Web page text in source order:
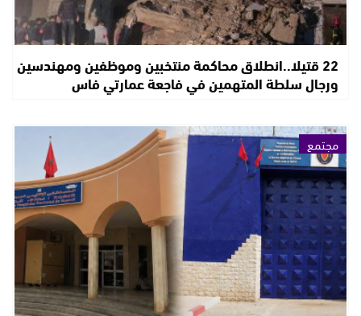
22 قتيلا..انطلاق محاكمة منتخبين وموظفين ومهندسين
ورجال سلطة المتهمين في فاجعة عمارتي فاس
مجتمع